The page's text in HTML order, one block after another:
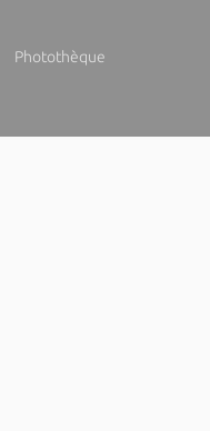
Photothèque